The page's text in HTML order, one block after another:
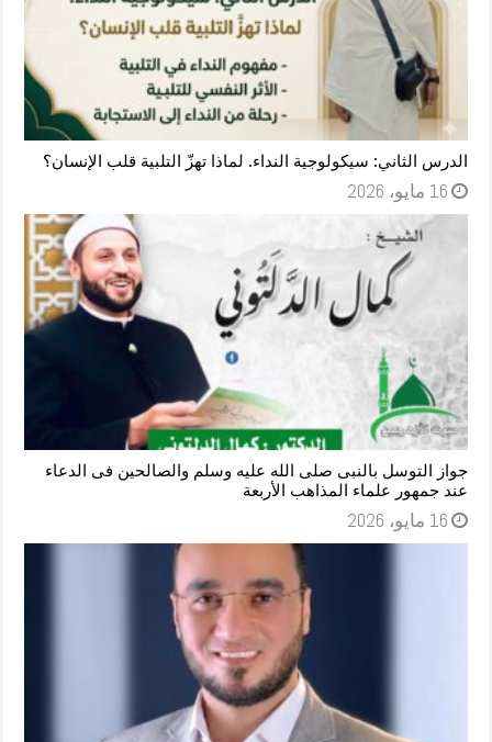
الدرس الثاني: سيكولوجية النداء. لماذا تهزّ التلبية قلب الإنسان؟
16 مايو، 2026
جواز التوسل بالنبى صلى الله عليه وسلم والصالحين فى الدعاء
عند جمهور علماء المذاهب الأربعة
16 مايو، 2026